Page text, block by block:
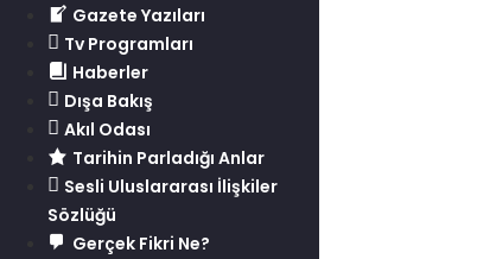
Gazete Yazıları
Tv Programları
Haberler
Dışa Bakış
Akıl Odası
Tarihin Parladığı Anlar
Sesli Uluslararası İlişkiler
Sözlüğü
Gerçek Fikri Ne?